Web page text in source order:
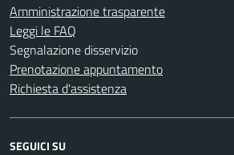
Amministrazione trasparente
Leggi le FAQ
Segnalazione disservizio
Prenotazione appuntamento
Richiesta d'assistenza
SEGUICI SU